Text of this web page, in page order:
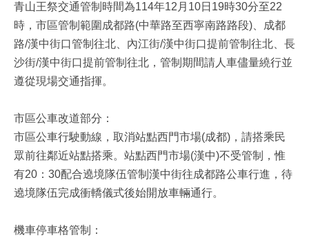
青山王祭交通管制時間為114年12月10日19時30分至22
時，市區管制範圍成都路(中華路至西寧南路路段)、成都
路/漢中街口管制往北、內江街/漢中街口提前管制往北、長
沙街/漢中街口提前管制往北，管制期間請人車儘量繞行並
遵從現場交通指揮。
市區公車改道部分：
市區公車行駛動線，取消站點西門市場(成都)，請搭乘民
眾前往鄰近站點搭乘。站點西門市場(漢中)不受管制，惟
有20：30配合遶境隊伍管制漢中街往成都路公車行進，待
遶境隊伍完成衝轎儀式後始開放車輛通行。
機車停車格管制：